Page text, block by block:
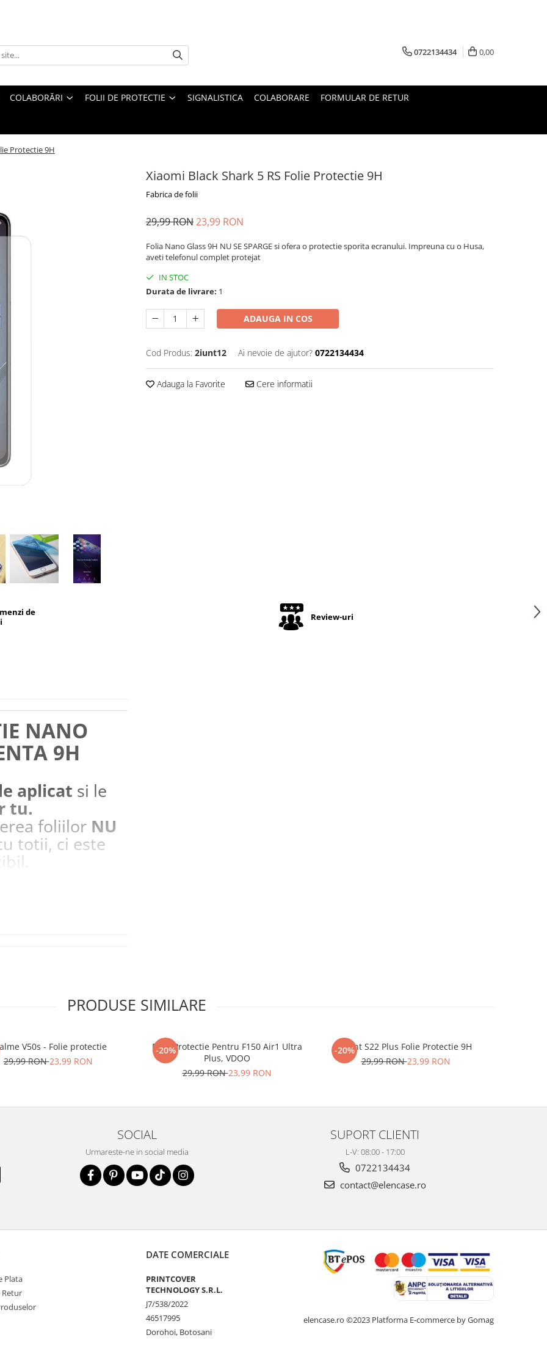
0722134434 0,00
COLABORĂRI FOLII DE PROTECTIE SIGNALISTICA COLABORARE FORMULAR DE RETUR
Protectie 9H
Xiaomi Black Shark 5 RS Folie Protectie 9H
Fabrica de folii
29,99 RON23,99 RON
Folia Nano Glass 9H NU SE SPARGE si ofera o protectie sporita ecranului. Impreuna cu o Husa,
aveti telefonul complet protejat
IN STOC
Durata de livrare: 1
ADAUGA IN COS
Cod Produs: 2iunt12 Ai nevoie de ajutor? 0722134434
Adauga la Favorite Cere informatii
de
Review-uri
NANO
9H
aplicat si le
tu.
foliilor NU
totii, ci este
a
functiona in
pentru
ceea ce ii
folosi orice
Servetel
Dust
v-a iesit din
PRODUSE SIMILARE
V50s - Folie protectie
29,99 RON23,99 RON
-20%
Folie Protectie Pentru F150 Air1 Ultra
Plus, VDOO
29,99 RON23,99 RON
-20%
iHunt S22 Plus Folie Protectie 9H
29,99 RON23,99 RON
SOCIAL
Urmareste-ne in social media
SUPORT CLIENTI
L-V: 08:00 - 17:00
0722134434
contact@elencase.ro
Plata
Retur
DATE COMERCIALE
PRINTCOVER
TECHNOLOGY S.R.L.
J7/538/2022
46517995
Dorohoi, Botosani
elencase.ro ©2023 Platforma E-commerce by Gomag